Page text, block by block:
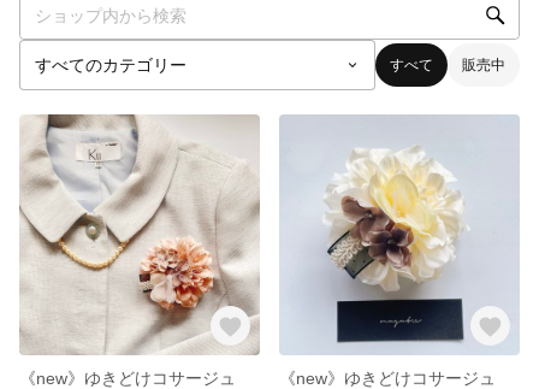
すべて 販売中
《new》ゆきどけコサージュ
《new》ゆきどけコサージュ